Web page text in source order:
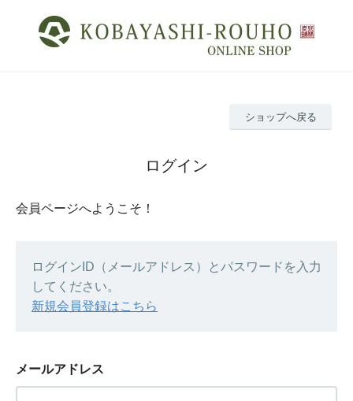
ショップへ戻る
ログイン
会員ページへようこそ！
ログインID（メールアドレス）とパスワードを入力
してください。
新規会員登録はこちら
メールアドレス